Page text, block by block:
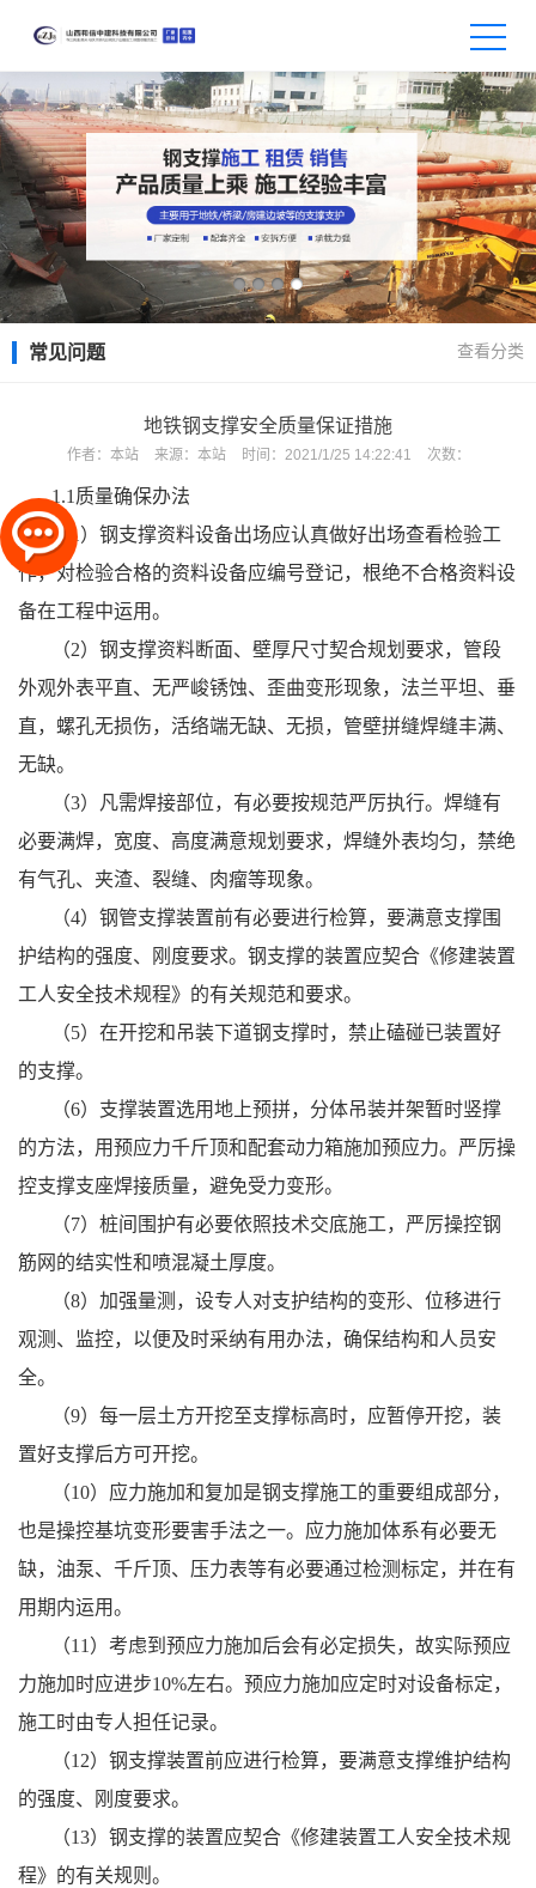
常见问题 查看分类
地铁钢支撑安全质量保证措施
作者： 本站 来源： 本站 时间： 2021/1/25 14:22:41 次数：
1.1质量确保办法
（1）钢支撑资料设备出场应认真做好出场查看检验工
作，对检验合格的资料设备应编号登记，根绝不合格资料设
备在工程中运用。
（2）钢支撑资料断面、壁厚尺寸契合规划要求，管段
外观外表平直、无严峻锈蚀、歪曲变形现象，法兰平坦、垂
直，螺孔无损伤，活络端无缺、无损，管壁拼缝焊缝丰满、
无缺。
（3）凡需焊接部位，有必要按规范严厉执行。焊缝有
必要满焊，宽度、高度满意规划要求，焊缝外表均匀，禁绝
有气孔、夹渣、裂缝、肉瘤等现象。
（4）钢管支撑装置前有必要进行检算，要满意支撑围
护结构的强度、刚度要求。钢支撑的装置应契合《修建装置
工人安全技术规程》的有关规范和要求。
（5）在开挖和吊装下道钢支撑时，禁止磕碰已装置好
的支撑。
（6）支撑装置选用地上预拼，分体吊装并架暂时竖撑
的方法，用预应力千斤顶和配套动力箱施加预应力。严厉操
控支撑支座焊接质量，避免受力变形。
（7）桩间围护有必要依照技术交底施工，严厉操控钢
筋网的结实性和喷混凝土厚度。
（8）加强量测，设专人对支护结构的变形、位移进行
观测、监控，以便及时采纳有用办法，确保结构和人员安
全。
（9）每一层土方开挖至支撑标高时，应暂停开挖，装
置好支撑后方可开挖。
（10）应力施加和复加是钢支撑施工的重要组成部分，
也是操控基坑变形要害手法之一。应力施加体系有必要无
缺，油泵、千斤顶、压力表等有必要通过检测标定，并在有
用期内运用。
（11）考虑到预应力施加后会有必定损失，故实际预应
力施加时应进步10%左右。预应力施加应定时对设备标定，
施工时由专人担任记录。
（12）钢支撑装置前应进行检算，要满意支撑维护结构
的强度、刚度要求。
（13）钢支撑的装置应契合《修建装置工人安全技术规
程》的有关规则。